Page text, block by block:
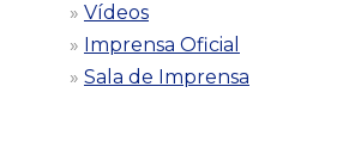
Vídeos
Imprensa Oficial
Sala de Imprensa